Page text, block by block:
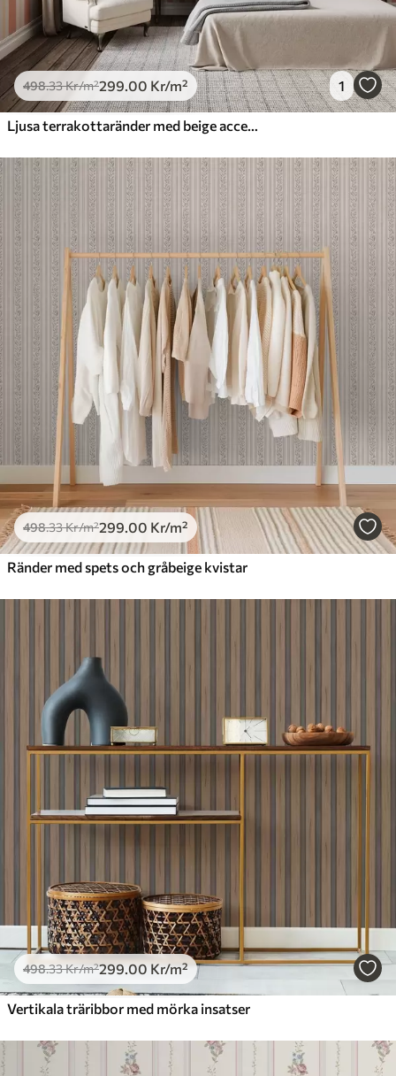
498.33Kr/m²299.00 Kr/m² 1
Ljusa terrakottaränder med beige accenter
498.33Kr/m²299.00 Kr/m²
Ränder med spets och gråbeige kvistar
498.33Kr/m²299.00 Kr/m²
Vertikala träribbor med mörka insatser